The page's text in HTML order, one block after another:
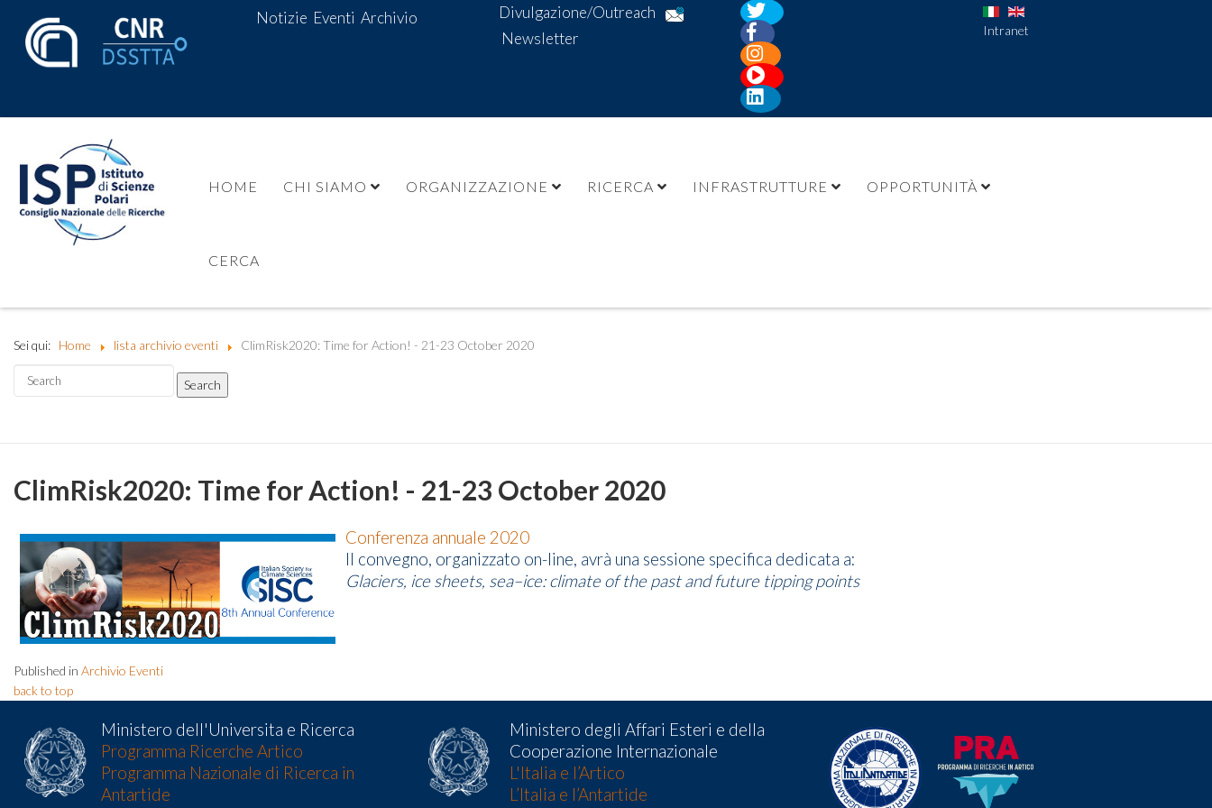
Notizie Eventi Archivio
Divulgazione/Outreach
Newsletter
Intranet
HOME CHI SIAMO ORGANIZZAZIONE RICERCA INFRASTRUTTURE OPPORTUNITÀ
CERCA
Sei qui: Home lista archivio eventi ClimRisk2020: Time for Action! - 21-23 October 2020
ClimRisk2020: Time for Action! - 21-23 October 2020
Conferenza annuale 2020
Il convegno, organizzato on-line, avrà una sessione specifica dedicata a:
Glaciers, ice sheets, sea–ice: climate of the past and future tipping points
Published in Archivio Eventi
back to top
Ministero dell'Universita e Ricerca
Programma Ricerche Artico
Programma Nazionale di Ricerca in
Antartide
Ministero degli Affari Esteri e della
Cooperazione Internazionale
L'Italia e l’Artico
L’Italia e l’Antartide